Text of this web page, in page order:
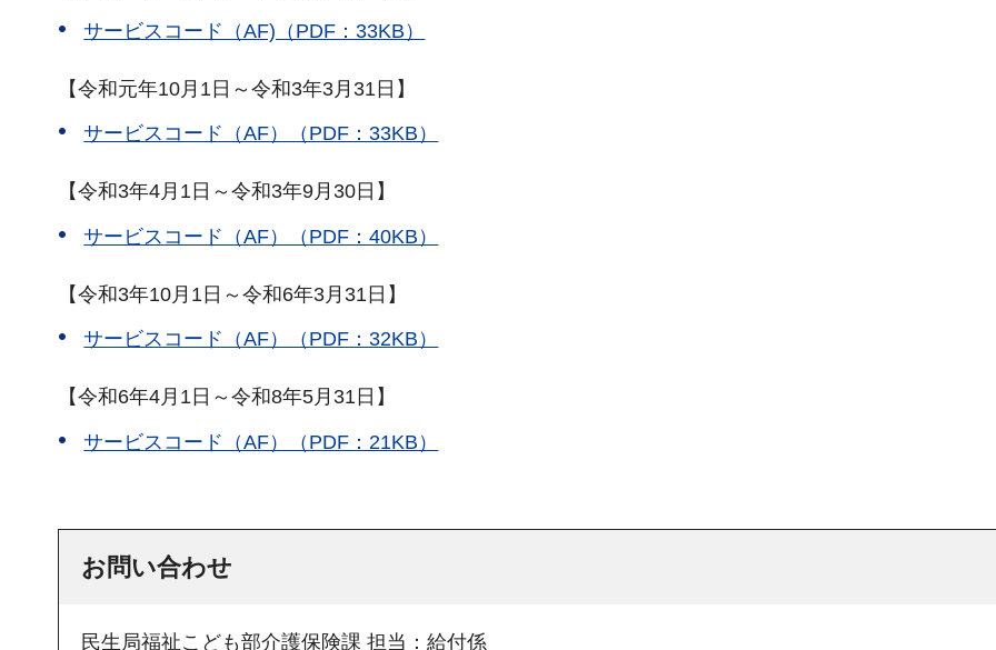
サービスコード（AF)（PDF：33KB）
【令和元年10月1日～令和3年3月31日】
サービスコード（AF）（PDF：33KB）
【令和3年4月1日～令和3年9月30日】
サービスコード（AF）（PDF：40KB）
【令和3年10月1日～令和6年3月31日】
サービスコード（AF）（PDF：32KB）
【令和6年4月1日～令和8年5月31日】
サービスコード（AF）（PDF：21KB）
お問い合わせ
民生局福祉こども部介護保険課 担当：給付係